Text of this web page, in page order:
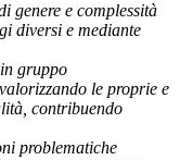
genere e complessità
diversi e mediante
gruppo
le proprie e
contribuendo
problematiche